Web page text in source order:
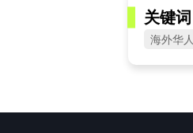
关键词
海外华人